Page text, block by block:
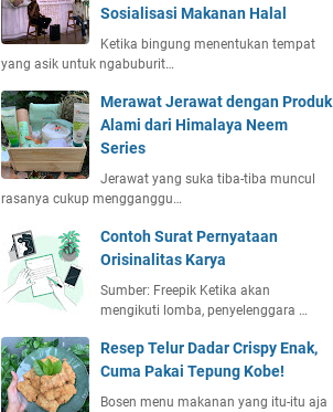
Sosialisasi Makanan Halal
Ketika bingung menentukan tempat
yang asik untuk ngabuburit…
Merawat Jerawat dengan Produk
Alami dari Himalaya Neem
Series
Jerawat yang suka tiba-tiba muncul
rasanya cukup mengganggu…
Contoh Surat Pernyataan
Orisinalitas Karya
Sumber: Freepik Ketika akan
mengikuti lomba, penyelenggara …
Resep Telur Dadar Crispy Enak,
Cuma Pakai Tepung Kobe!
Bosen menu makanan yang itu-itu aja